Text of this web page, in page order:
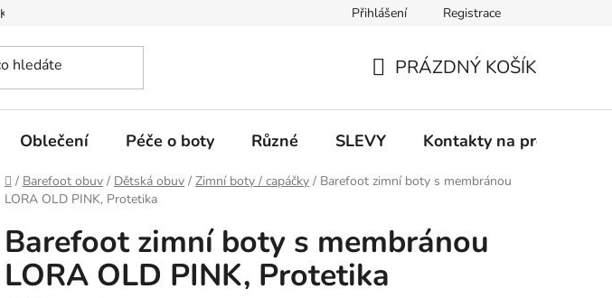
Kontakty na prodejny Informace k on-line platbám Odstoupení od
Přihlášení Registrace
KOŠÍK
PRÁZDNÝ KOŠÍK
Oblečení Péče o boty Různé SLEVY Kontakty na prodejny
Domů
/ Barefoot obuv / Dětská obuv / Zimní boty / capáčky / Barefoot zimní boty s membránou
LORA OLD PINK, Protetika
Barefoot zimní boty s membránou
LORA OLD PINK, Protetika